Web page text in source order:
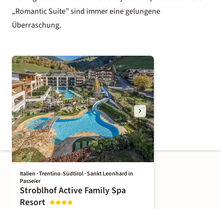
„Romantic Suite” sind immer eine gelungene
Überraschung.
Italien · Trentino-Südtirol · Sankt Leonhard in
Passeier
Stroblhof Active Family Spa
Resort